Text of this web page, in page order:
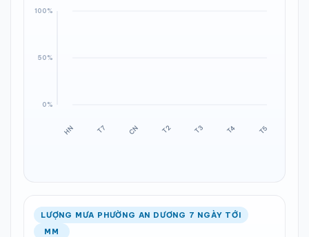
LƯỢNG MƯA PHƯỜNG AN DƯƠNG 7 NGÀY TỚI
MM